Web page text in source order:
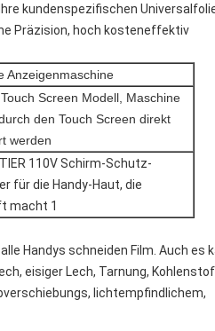
kundenspezifischen
Präzision, hoch kosteneffektiv
Anzeigenmaschine
Screen Modell, Maschine
den Touch Screen direkt
werden
Handys schneiden Film. Auch es
eisiger Lech, Tarnung,
lichtempfindlichem,